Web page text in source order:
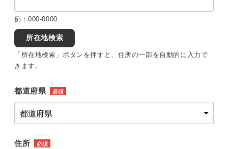
例：000-0000
所在地検索
「所在地検索」ボタンを押すと、住所の一部を自動的に入力で
きます。
都道府県 必須
住所 必須